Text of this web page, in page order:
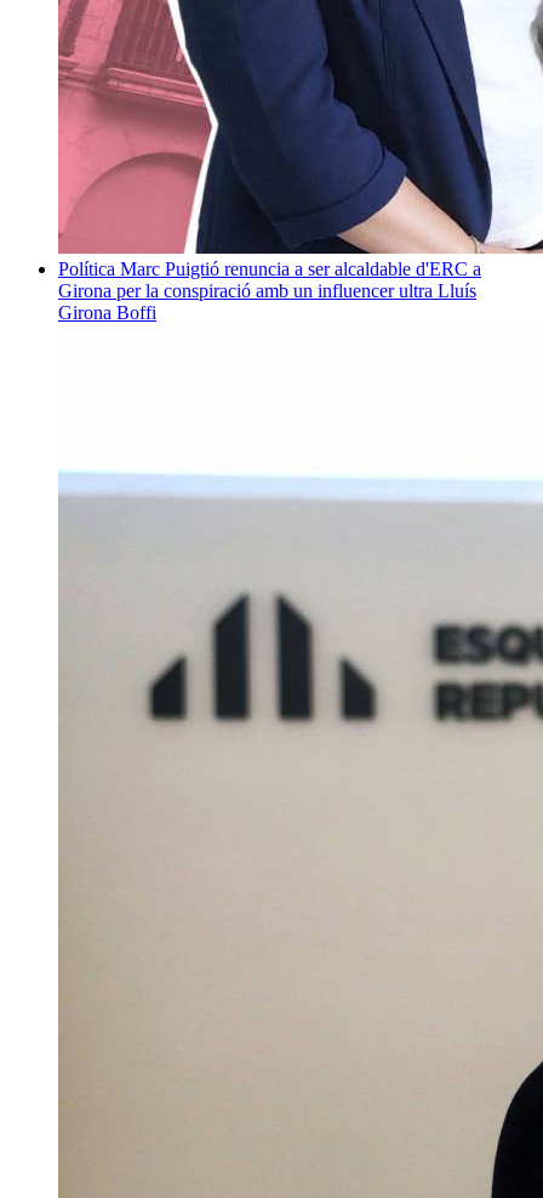
Política Marc Puigtió renuncia a ser alcaldable d'ERC a
Girona per la conspiració amb un influencer ultra Lluís
Girona Boffi